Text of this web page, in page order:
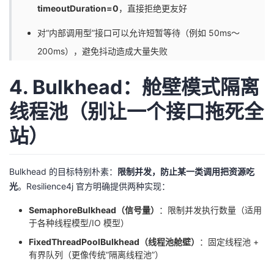
timeoutDuration=0，直接拒绝更友好
对“内部调用型”接口可以允许短暂等待（例如 50ms～
200ms），避免抖动造成大量失败
4. Bulkhead：舱壁模式隔离
线程池（别让一个接口拖死全
站）
Bulkhead 的目标特别朴素： 限制并发，防止某一类调用把资源吃
光。Resilience4j 官方明确提供两种实现：
SemaphoreBulkhead（信号量）
：限制并发执行数量（适用
于各种线程模型/IO 模型）
FixedThreadPoolBulkhead（线程池舱壁）
：固定线程池 +
有界队列（更像传统“隔离线程池”）